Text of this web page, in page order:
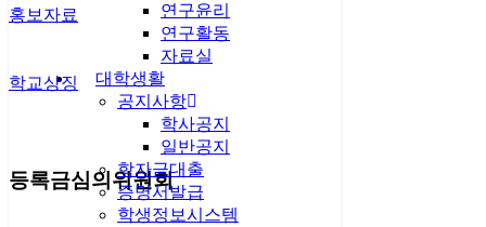
연구윤리
연구활동
자료실
대학생활
공지사항
학사공지
일반공지
학자금대출
증명서발급
학생정보시스템
홍보자료
학교상징
등록금심의위원회